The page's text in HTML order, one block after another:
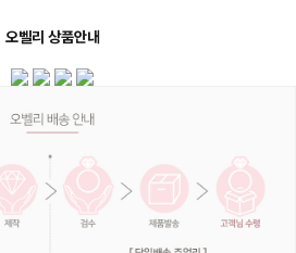
오벨리 상품안내